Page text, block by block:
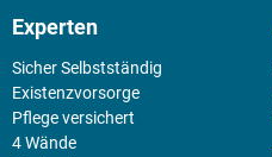
Experten
Sicher Selbstständig
Existenz­vorsorge
Pflege versichert
4 Wände